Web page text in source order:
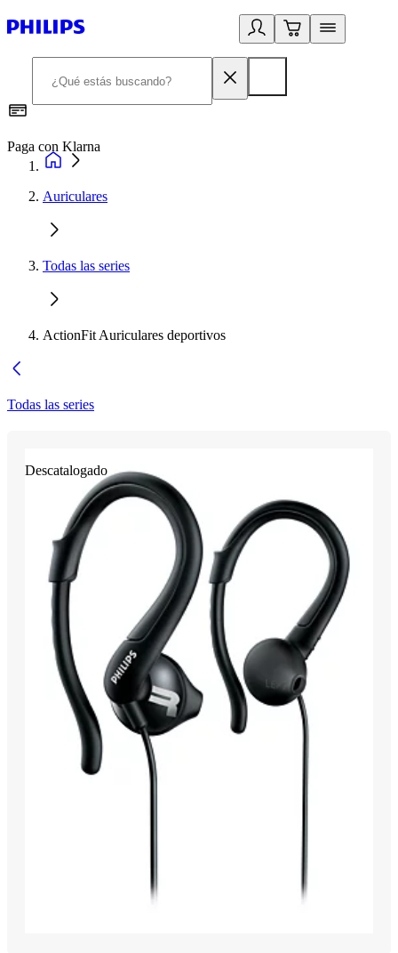
Paga con Klarna
Auriculares
Todas las series
ActionFit Auriculares deportivos
Todas las series
Descatalogado